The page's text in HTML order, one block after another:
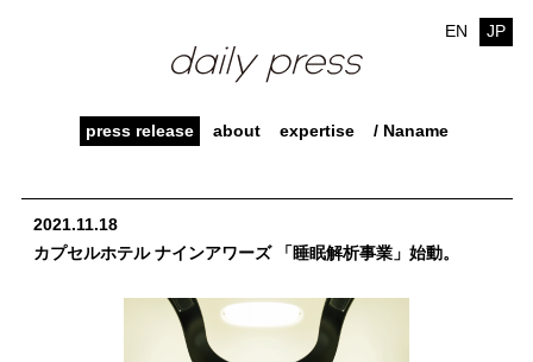
EN JP
press release about expertise / Naname
2021.11.18
カプセルホテル ナインアワーズ 「睡眠解析事業」始動。